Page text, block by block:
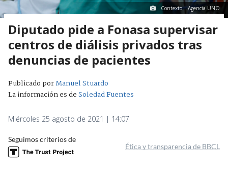
Contexto | Agencia UNO
Diputado pide a Fonasa supervisar
centros de diálisis privados tras
denuncias de pacientes
Publicado porManuel Stuardo
La información es deSoledad Fuentes
Miércoles 25 agosto de 2021 | 14:07
Seguimos criterios de
Ética y transparencia de BBCL